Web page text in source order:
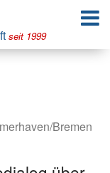
seit 1999
Bremen